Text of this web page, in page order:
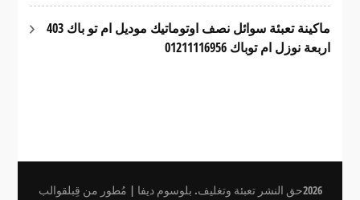
ماكينة تعبئة سوائل نصف اوتوماتيك موديل ام تو باك 403
اربعة نوزل ام توباك 01211116956
2026حق النشر تعبئة وتغليف. بلوسوم ديفا | مُطور من قِبلقوالب